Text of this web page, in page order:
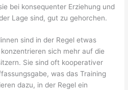
bei konsequenter Erziehung und
Lage sind, gut zu gehorchen.
sind in der Regel etwas
sich mehr auf die
Sie sind oft kooperativer
was das Training
dazu, in der Regel ein